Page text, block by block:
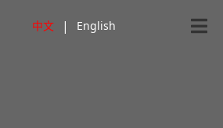
中文 | English